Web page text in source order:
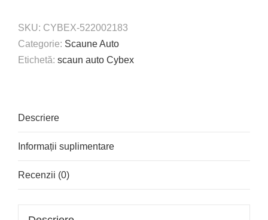
SKU: CYBEX-522002183
Categorie: Scaune Auto
Etichetă: scaun auto Cybex
Descriere
Informații suplimentare
Recenzii (0)